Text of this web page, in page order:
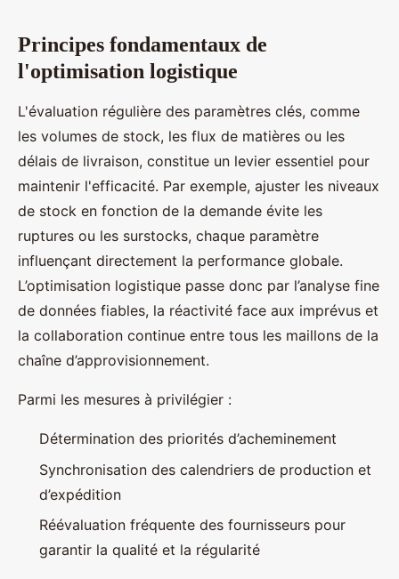
Principes fondamentaux de
l'optimisation logistique
L'évaluation régulière des paramètres clés, comme
les volumes de stock, les flux de matières ou les
délais de livraison, constitue un levier essentiel pour
maintenir l'efficacité. Par exemple, ajuster les niveaux
de stock en fonction de la demande évite les
ruptures ou les surstocks, chaque paramètre
influençant directement la performance globale.
L’optimisation logistique passe donc par l’analyse fine
de données fiables, la réactivité face aux imprévus et
la collaboration continue entre tous les maillons de la
chaîne d’approvisionnement.
Parmi les mesures à privilégier :
Détermination des priorités d’acheminement
Synchronisation des calendriers de production et
d’expédition
Réévaluation fréquente des fournisseurs pour
garantir la qualité et la régularité